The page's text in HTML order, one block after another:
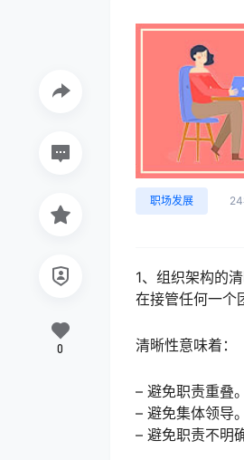
职场发展
1、组织架构的
在接管任何一个
清晰性意味着：
– 避免职责重叠。
– 避免集体领导。
– 避免职责不明确
0